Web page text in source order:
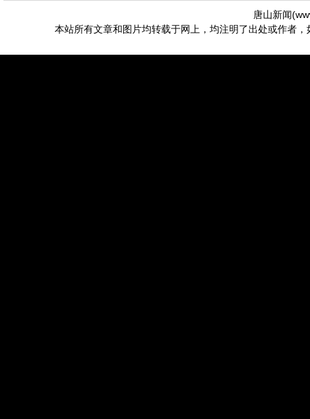
唐山新闻(
本站所有文章和图片均转载于网上，均注明了出处或作者